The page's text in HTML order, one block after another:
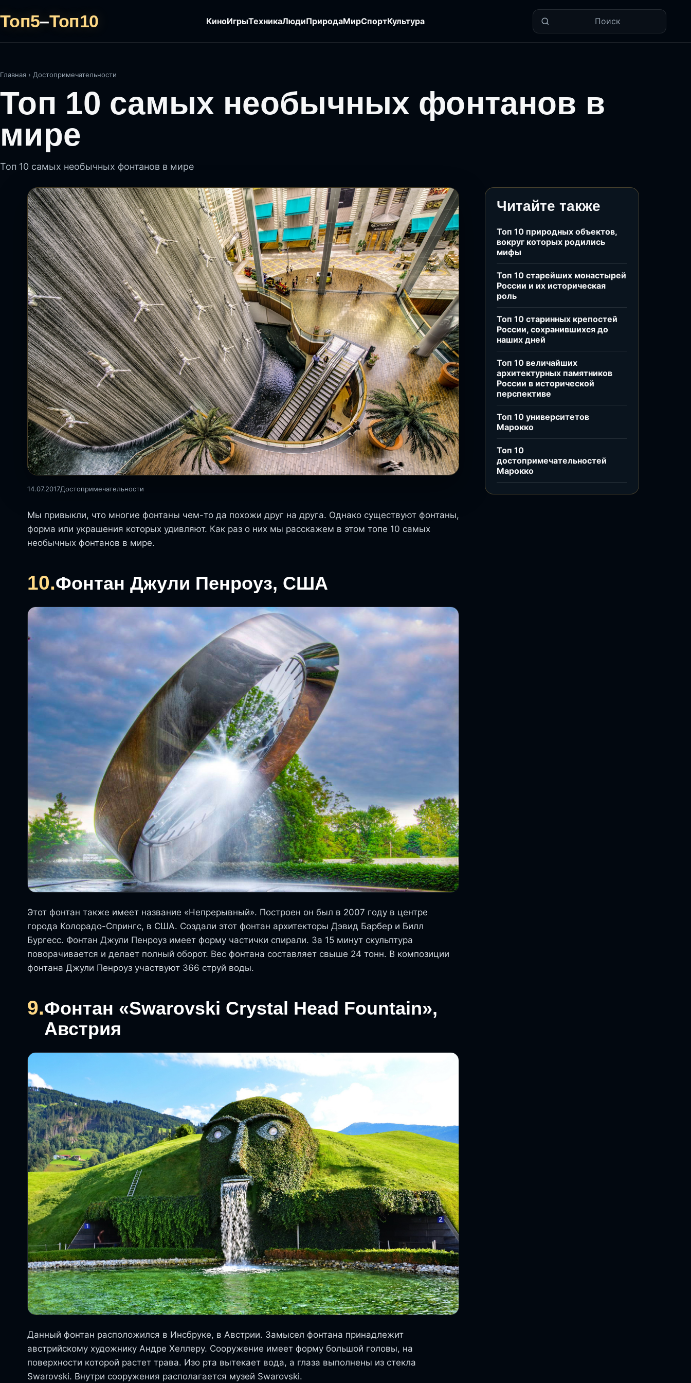
Топ5–Топ10 КиноИгрыТехникаЛюдиПриродаМирСпортКультура Поиск
Главная › Достопримечательности
Топ 10 самых необычных фонтанов в
мире
Топ 10 самых необычных фонтанов в мире
14.07.2017Достопримечательности
Мы привыкли, что многие фонтаны чем-то да похожи друг на друга. Однако существуют фонтаны,
форма или украшения которых удивляют. Как раз о них мы расскажем в этом топе 10 самых
необычных фонтанов в мире.
10.Фонтан Джули Пенроуз, США
Этот фонтан также имеет название «Непрерывный». Построен он был в 2007 году в центре
города Колорадо-Спрингс, в США. Создали этот фонтан архитекторы Дэвид Барбер и Билл
Бургесс. Фонтан Джули Пенроуз имеет форму частички спирали. За 15 минут скульптура
поворачивается и делает полный оборот. Вес фонтана составляет свыше 24 тонн. В композиции
фонтана Джули Пенроуз участвуют 366 струй воды.
9.Фонтан «Swarovski Crystal Head Fountain»,
Австрия
Данный фонтан расположился в Инсбруке, в Австрии. Замысел фонтана принадлежит
австрийскому художнику Андре Хеллеру. Сооружение имеет форму большой головы, на
поверхности которой растет трава. Изо рта вытекает вода, а глаза выполнены из стекла
Swarovski. Внутри сооружения располагается музей Swarovski.
Читайте также
Топ 10 природных объектов,
вокруг которых родились
мифы
Топ 10 старейших монастырей
России и их историческая
роль
Топ 10 старинных крепостей
России, сохранившихся до
наших дней
Топ 10 величайших
архитектурных памятников
России в исторической
перспективе
Топ 10 университетов
Марокко
Топ 10
достопримечательностей
Марокко